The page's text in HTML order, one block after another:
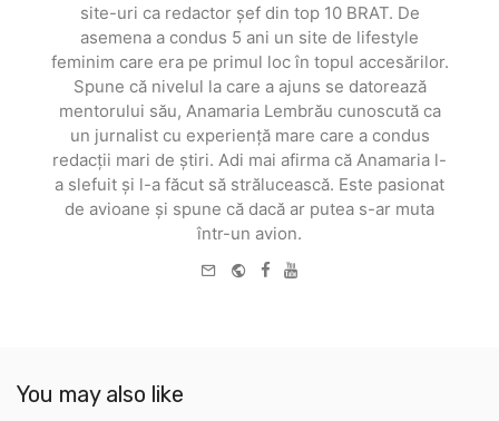
site-uri ca redactor șef din top 10 BRAT. De
asemena a condus 5 ani un site de lifestyle
feminim care era pe primul loc în topul accesărilor.
Spune că nivelul la care a ajuns se datorează
mentorului său, Anamaria Lembrău cunoscută ca
un jurnalist cu experiență mare care a condus
redacții mari de știri. Adi mai afirma că Anamaria l-
a slefuit și l-a făcut să strălucească. Este pasionat
de avioane și spune că dacă ar putea s-ar muta
într-un avion.
e-
WebsiteFacebook
You may also like